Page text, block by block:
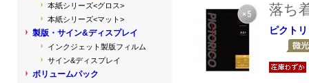
落ち
ピクト
本紙シリーズ<グロス>
本紙シリーズ<マット>
製版・サイン&ディスプレイ
インクジェット製版フィルム
サイン&ディスプレイ
ボリュームパック